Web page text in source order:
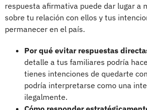
respuesta afirmativa puede dar lugar a
sobre tu relación con ellos y tus
permanecer en el país.
Por qué evitar respuestas
detalle a tus familiares podría
tienes intenciones de quedarte
podría interpretarse como una
ilegalmente.